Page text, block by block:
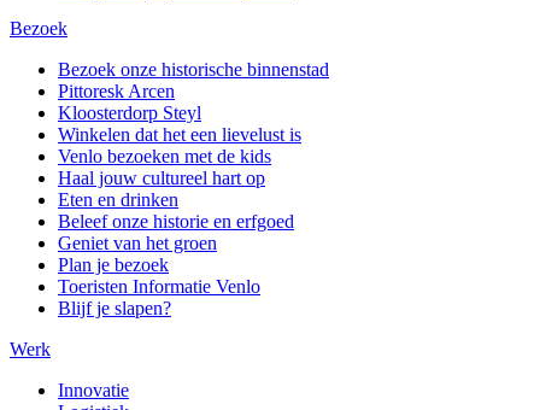
Bezoek
Bezoek onze historische binnenstad
Pittoresk Arcen
Kloosterdorp Steyl
Winkelen dat het een lievelust is
Venlo bezoeken met de kids
Haal jouw cultureel hart op
Eten en drinken
Beleef onze historie en erfgoed
Geniet van het groen
Plan je bezoek
Toeristen Informatie Venlo
Blijf je slapen?
Werk
Innovatie